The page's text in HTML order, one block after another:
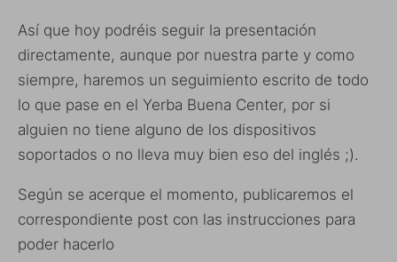
Así que hoy podréis seguir la presentación
directamente, aunque por nuestra parte y como
siempre, haremos un seguimiento escrito de todo
lo que pase en el Yerba Buena Center, por si
alguien no tiene alguno de los dispositivos
soportados o no lleva muy bien eso del inglés ;).
Según se acerque el momento, publicaremos el
correspondiente post con las instrucciones para
poder hacerlo